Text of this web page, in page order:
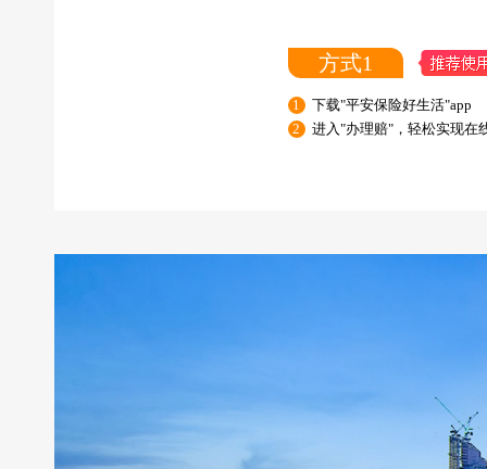
方式1
1
下载"平安保险好生活"app
2
进入"办理赔"，轻松实现在